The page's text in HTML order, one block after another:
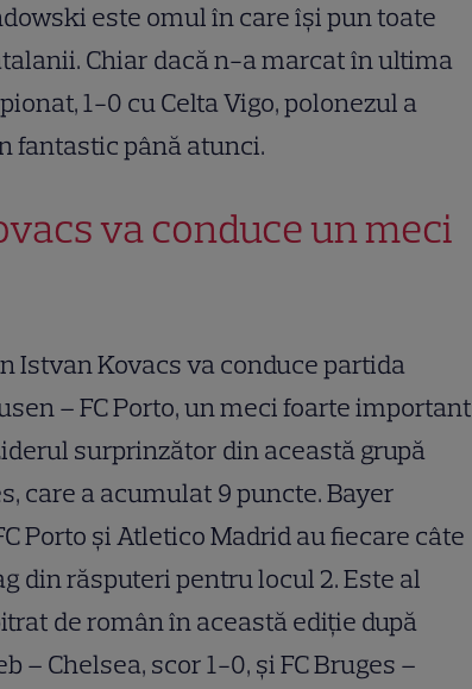
este omul în care îşi pun toate
Chiar dacă n-a marcat în ultima
1-0 cu Celta Vigo, polonezul a
fantastic până atunci.
va conduce un meci
Istvan Kovacs va conduce partida
– FC Porto, un meci foarte important
surprinzător din această grupă
care a acumulat 9 puncte. Bayer
Porto şi Atletico Madrid au fiecare câte
din răsputeri pentru locul 2. Este al
de român în această ediţie după
– Chelsea, scor 1-0, şi FC Bruges –